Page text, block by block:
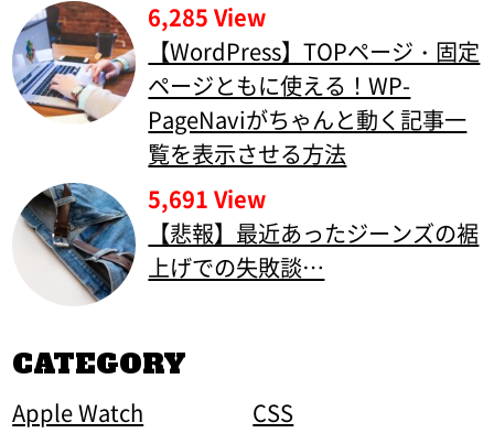
6,285 View
【WordPress】TOPページ・固定
ページともに使える！WP-
PageNaviがちゃんと動く記事一
覧を表示させる方法
5,691 View
【悲報】最近あったジーンズの裾
上げでの失敗談…
CATEGORY
Apple Watch
CSS